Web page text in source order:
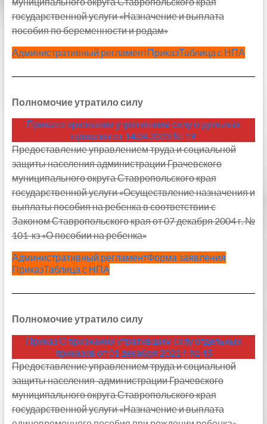
государственной услуги «Назначение и выплата
пособия по беременности и родам»
Административный регламентПриказТаблица с НПА
Полномочие утратило силу
Приказ о признании утратившим силу отдельных
приказов от 14.04.2023 № 19
Предоставление управлением труда и социальной
защиты населения администрации Грачевского
муниципального округа Ставропольского края
государственной услуги «Осуществление назначения и
выплаты пособия на ребенка в соответствии с
Законом Ставропольского края от 07 декабря 2004 г. №
101-кз «О пособии на ребенка»
Административный регламентФорма заявления
ПриказТаблица с НПА
Полномочие утратило силу
Приказ О признании утратившим силу отдельных
приказов от 01 декабря 2022 г. № 45
Предоставление управлением труда и социальной
защиты населения администрации Грачевского
муниципального округа Ставропольского края
государственной услуги «Назначение и выплата